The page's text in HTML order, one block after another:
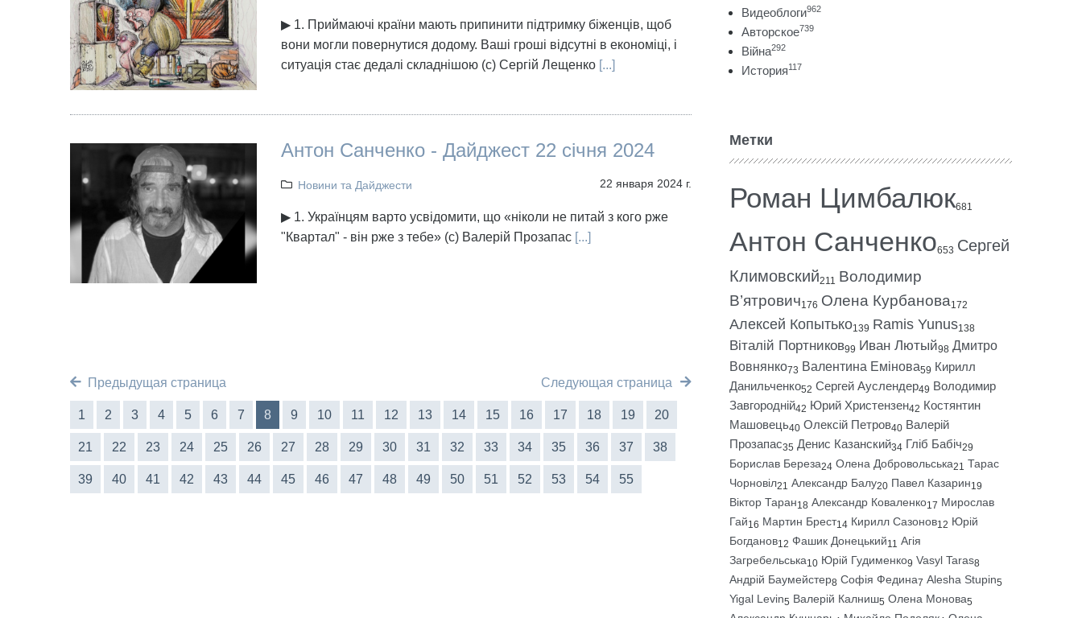
▶ 1. Приймаючі країни мають припинити підтримку біженців, щоб
вони могли повернутися додому. Ваші гроші відсутні в економіці, і
ситуація стає дедалі складнішою (с) Сергій Лещенко[...]
Антон Санченко - Дайджест 22 січня 2024
Новини та Дайджести 22 января 2024 г.
▶ 1. Українцям варто усвідомити, що «ніколи не питай з кого рже
"Квартал" - він рже з тебе» (с) Валерій Прозапас[...]
Предыдущая страница Следующая страница
1 2 3 4 5 6 7 8 9 10 11 12 13 14 15 16 17 18 19 20
21 22 23 24 25 26 27 28 29 30 31 32 33 34 35 36 37 38
39 40 41 42 43 44 45 46 47 48 49 50 51 52 53 54 55
Видеоблоги962
Авторское739
Війна292
История117
Метки
Роман Цимбалюк681
Антон Санченко653 Сергей
Климовский211 Володимир
В’ятрович176 Олена Курбанова172
Алексей Копытько139 Ramis Yunus138
Віталій Портников99 Иван Лютый98 Дмитро
Вовнянко73 Валентина Емінова59 Кирилл
Данильченко52 Сергей Ауслендер49 Володимир
Завгородній42 Юрий Христензен42 Костянтин
Машовець40 Олексій Петров40 Валерій
Прозапас35 Денис Казанский34 Гліб Бабіч29
Борислав Береза24 Олена Добровольська21 Тарас
Чорновіл21 Александр Балу20 Павел Казарин19
Віктор Таран18 Александр Коваленко17 Мирослав
Гай16 Мартин Брест14 Кирилл Сазонов12 Юрій
Богданов12 Фашик Донецький11 Агія
Загребельська10 Юрій Гудименко9 Vasyl Taras8
Андрій Баумейстер8 Софія Федина7 Alesha Stupin5
Yigal Levin5 Валерій Калниш5 Олена Монова5